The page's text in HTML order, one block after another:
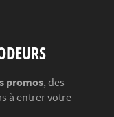
promos, des
à entrer votre